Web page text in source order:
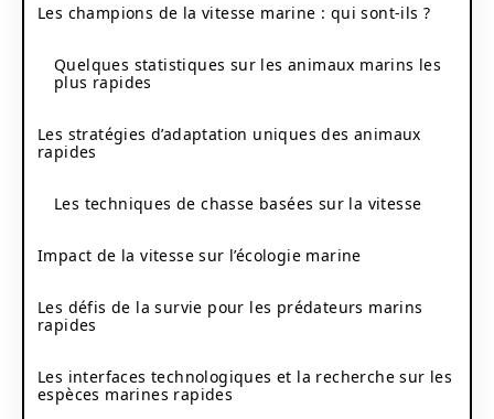
Les champions de la vitesse marine : qui sont-ils ?
Quelques statistiques sur les animaux marins les
plus rapides
Les stratégies d’adaptation uniques des animaux
rapides
Les techniques de chasse basées sur la vitesse
Impact de la vitesse sur l’écologie marine
Les défis de la survie pour les prédateurs marins
rapides
Les interfaces technologiques et la recherche sur les
espèces marines rapides